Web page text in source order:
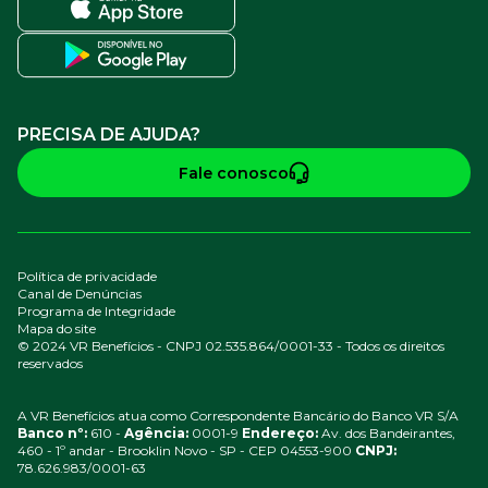
PRECISA DE AJUDA?
Fale conosco
© 2024 VR Benefícios - CNPJ 02.535.864/0001-33 - Todos os direitos
reservados
Política de privacidade
Canal de Denúncias
Programa de Integridade
Mapa do site
A VR Benefícios atua como Correspondente Bancário do Banco VR S/A
Banco nº: 610 - Agência: 0001-9 Endereço: Av. dos Bandeirantes,
460 - 1º andar - Brooklin Novo - SP - CEP 04553-900 CNPJ:
78.626.983/0001-63